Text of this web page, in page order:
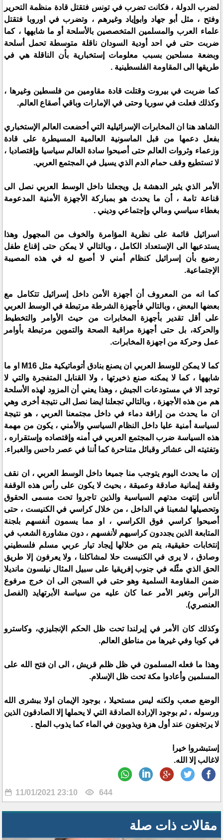
لضرب الدولة ، فكانت تضرب في تونس فتقتل قادة منظمة التحرير
وفتح ، مثل أبو جهاد وابوإياد وغيرهم ، وتضرب في اوروبا فتقتل
علماء العرب والمسلمين المتخصصين بالأسلحة أو ما شابهها ، كما
ضربت حتى في احد أودية السودان ناقلة متوسطة تحمل أسلحة
وبضعة مسلحين بسبب معلومات إستخبارية بأن الناقلة هي في
طريقها الى المقاومة الفلسطينية .
كما ضربت في بيروت وقتلت قادة مقاومين من فلسطين وغيرها ،
وكذلك فعلت في سوريا وحتى في الإمارات وباقي أصقاع العالم.
الشاهد هنا ان المخابرات الإسرائيلية التي أخضعت العالم الإستخباري
بفعل دعمها من قبل الماسونية العالمية المسيطرة على قادة
وزعماء وثروات العالم حتى أصبحوا سادة العالم سياسيا وإقتصاديا ،
لا تستطيع وقف حمام الدم الذي يسيل في المجتمع العربي.
الأمر الذي يثير الدهشة بل ويجعلنا داخل الوسط العربي نصل الى
قناعة تامة ، أن ما يحدث هو بمباركة الأجهزة الأمنية المدعومة
بغطاء سياسي ومالي وإجتماعي وديني .
اسرائيل قائمة على نظرية المؤامرة والخوف من المجهول وهذا
يستدعيها الى الإستعداد الكامل ، وبالتالي لا يمكن حتى إقناع طفل
رضيع بأن إسرائيل كنظام أمني لا أصبع له في هذه المصيبة
الإجتماعية.
كما انه من المعروف أن أجهزة الأمن داخل إسرائيل تتكامل مع
بعضها البعض ، وبالتالي فأجهزة الشرطة مرتبطة في الوسط العربي
على أقل تقدير بأجهزة المخابرات من حيث الأوامر والتخطيط
والحركة، بل حتى أجهزة مراقبة الصحة والتموين مرتبطة بأوامر
عمل وحركة من اجهزة المخابرات.
كما لا يمكن للوسط العربي ان يصنع بنادق أتوماتيكية مثل M16 او ما
شابهها ، كما لا يمكنه صنع ذخيرتها ، ولا القنابل المتفجرة والتي لا
توجد الا في مستودعات الجيش ، وهذا يعني أن المزود لهذه الأسلحة
هم من هذه الأجهزة ، وبالتالي تجعلنا ايضا نصل الى نتيجة أخرى وهي
ان ما يحدث من إراقة دماء في داخل مجتمعنا العربي ، هو نتيجة
لسياسة أمنية عليا داخل النظام السياسي والأمني ، يكون من مهمة
هذه السياسة ضرب المجتمع العربي في أمنه وإقتصاده وإستقراره ،
وتفتيته الى عشائر وقبائل متناحرة كما أننا في عصر داحس والغبراء.
إن ما يحدث اليوم يتوجب منا جميعا داخل الوسط العربي ، ان نقف
وقفة إيمانية صادقة وعميقة ، بحيث لا يكون على رأس هذه الوقفة
أناس إنتهت مدتهم السياسية والذين تاجروا تحت مسمى الحقوق
وتحصيلها لشعبنا في الداخل ، من خلال كراسي في الكنيست ، حتى
أصبحوا كراسي فوق الكراسي ، او مما يسمون أنفسهم بلجنة
المتابعة الذين يجددون كراسيهم لأنفسهم ، دون مشاورة الشعب في
إنتخابات حقيقية، يتم من خلالها إيجاد تيار عربي مسلم فلسطيني
وصادق ، لا يرى في الكنيست حلا لمشاكلنا ، ولا يعرفون إلا طريق
الحق الذي مثّله في جنوب إفريقيا على سبيل المثال نيلسون مانديلا
ضمن المقاومة السلمية وهو حتى في السجن الى ان خرج مرفوع
الرأس وتغير الأمر عما كان عليه من سياسة الأبرتهايد (الفصل
العنصري).
وكذلك كان الأمر في إيرلندا تحت ظل الحكم الإنجليزي، وكاسترو
في كوبا وفي غيرها من مناطق العالم.
وهذا ما فعله المسلمون في ظل ظلم قريش ، الى ان فتح الله على
المسلمين وأعادوا مكة تحت ظل الإسلام.
الوضع صعب ولكنه ليس مستحيلا ، بوجود الإيمان اولا ببشرى الله
ورسوله ، ثم بوجود الإرادة الصادقة التي لا يحملها إلا الصادقون الذين
لا يرتجفون عند أول هزة ويذوبون في الماء كما يذوب الملح .
إستبشروا خيرا
لاغالب إلا الله.
11/01/2021 23:10 644
مقالات ذات صلة